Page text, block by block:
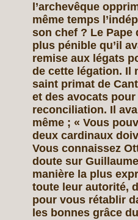
l’archevêque
même temps
son chef ? Le Pape
plus pénible qu’il
remise aux légats
de cette légation. Il
saint primat de
et des avocats
reconciliation. Il
même ; « Vous
deux cardinaux
Vous connaissez
doute sur
manière la plus
toute leur autorité,
pour vous rétablir
les bonnes grâce